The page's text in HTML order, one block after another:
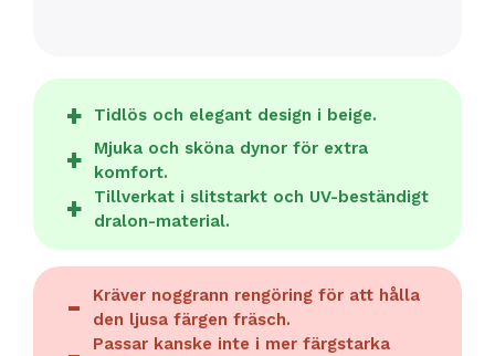
Tidlös och elegant design i beige.
Mjuka och sköna dynor för extra
komfort.
Tillverkat i slitstarkt och UV-beständigt
dralon-material.
Kräver noggrann rengöring för att hålla
den ljusa färgen fräsch.
Passar kanske inte i mer färgstarka